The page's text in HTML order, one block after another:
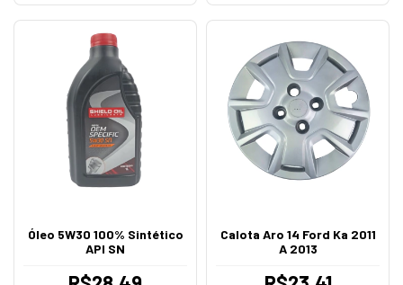
Óleo 5W30 100% Sintético
API SN
Calota Aro 14 Ford Ka 2011
A 2013